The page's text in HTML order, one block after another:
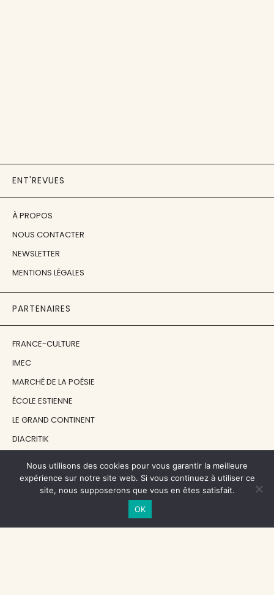
ENT'REVUES
À PROPOS
NOUS CONTACTER
NEWSLETTER
MENTIONS LÉGALES
PARTENAIRES
FRANCE-CULTURE
IMEC
MARCHÉ DE LA POÉSIE
ÉCOLE ESTIENNE
LE GRAND CONTINENT
DIACRITIK
NOS SOUTIENS
CENTRE NATIONAL DU LIVRE
Nous utilisons des cookies pour vous garantir la meilleure
expérience sur notre site web. Si vous continuez à utiliser ce
site, nous supposerons que vous en êtes satisfait.
OK